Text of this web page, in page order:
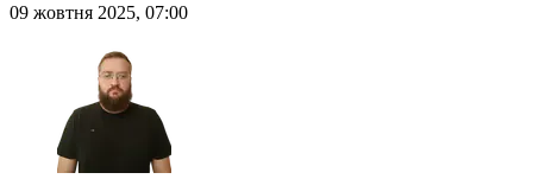
09 жовтня 2025, 07:00